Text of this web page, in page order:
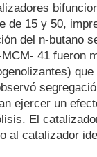
de 15 y 50,
del n-butano
41 fueron
ejercer un
El
al catalizador